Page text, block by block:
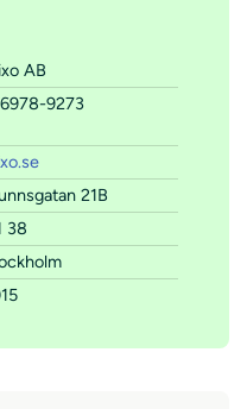
AB
9273
21B
38